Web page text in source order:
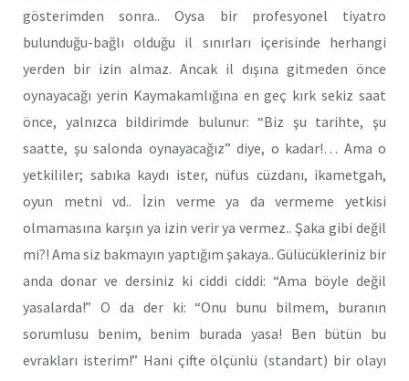
gösterimden sonra.. Oysa bir profesyonel tiyatro
bulunduğu-bağlı olduğu il sınırları içerisinde herhangi
yerden bir izin almaz. Ancak il dışına gitmeden önce
oynayacağı yerin Kaymakamlığına en geç kırk sekiz saat
önce, yalnızca bildirimde bulunur: “Biz şu tarihte, şu
saatte, şu salonda oynayacağız” diye, o kadar!… Ama o
yetkililer; sabıka kaydı ister, nüfus cüzdanı, ikametgah,
oyun metni vd.. İzin verme ya da vermeme yetkisi
olmamasına karşın ya izin verir ya vermez.. Şaka gibi değil
mi?! Ama siz bakmayın yaptığım şakaya.. Gülücükleriniz bir
anda donar ve dersiniz ki ciddi ciddi: “Ama böyle değil
yasalarda!” O da der ki: “Onu bunu bilmem, buranın
sorumlusu benim, benim burada yasa! Ben bütün bu
evrakları isterim!” Hani çifte ölçünlü (standart) bir olayı